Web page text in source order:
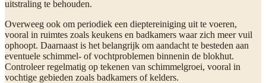
uitstraling te behouden.
Overweeg ook om periodiek een dieptereiniging uit te voeren,
vooral in ruimtes zoals keukens en badkamers waar zich meer vuil
ophoopt. Daarnaast is het belangrijk om aandacht te besteden aan
eventuele schimmel- of vochtproblemen binnenin de blokhut.
Controleer regelmatig op tekenen van schimmelgroei, vooral in
vochtige gebieden zoals badkamers of kelders.